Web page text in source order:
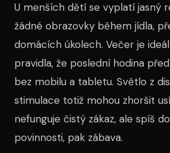
U menších dětí se vyplatí jasný
žádné obrazovky během jídla,
domácích úkolech. Večer je
pravidla, že poslední hodina
bez mobilu a tabletu. Světlo z
stimulace totiž mohou zhoršit
nefunguje čistý zákaz, ale spíš
povinnosti, pak zábava.